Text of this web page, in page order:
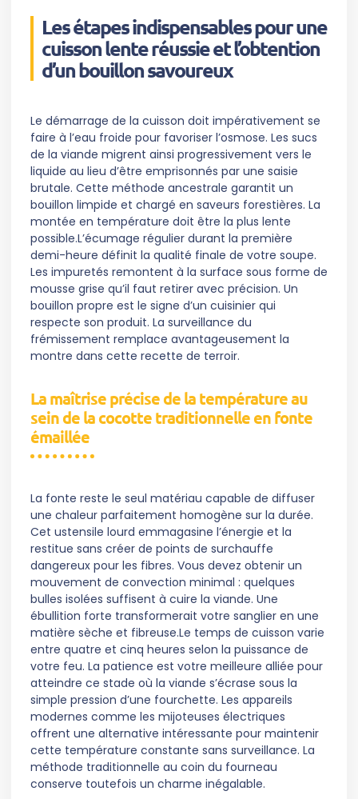
Les étapes indispensables pour une
cuisson lente réussie et l’obtention
d’un bouillon savoureux
Le démarrage de la cuisson doit impérativement se
faire à l’eau froide pour favoriser l’osmose. Les sucs
de la viande migrent ainsi progressivement vers le
liquide au lieu d’être emprisonnés par une saisie
brutale. Cette méthode ancestrale garantit un
bouillon limpide et chargé en saveurs forestières. La
montée en température doit être la plus lente
possible.L’écumage régulier durant la première
demi-heure définit la qualité finale de votre soupe.
Les impuretés remontent à la surface sous forme de
mousse grise qu’il faut retirer avec précision. Un
bouillon propre est le signe d’un cuisinier qui
respecte son produit. La surveillance du
frémissement remplace avantageusement la
montre dans cette recette de terroir.
La maîtrise précise de la température au
sein de la cocotte traditionnelle en fonte
émaillée
La fonte reste le seul matériau capable de diffuser
une chaleur parfaitement homogène sur la durée.
Cet ustensile lourd emmagasine l’énergie et la
restitue sans créer de points de surchauffe
dangereux pour les fibres. Vous devez obtenir un
mouvement de convection minimal : quelques
bulles isolées suffisent à cuire la viande. Une
ébullition forte transformerait votre sanglier en une
matière sèche et fibreuse.Le temps de cuisson varie
entre quatre et cinq heures selon la puissance de
votre feu. La patience est votre meilleure alliée pour
atteindre ce stade où la viande s’écrase sous la
simple pression d’une fourchette. Les appareils
modernes comme les mijoteuses électriques
offrent une alternative intéressante pour maintenir
cette température constante sans surveillance. La
méthode traditionnelle au coin du fourneau
conserve toutefois un charme inégalable.